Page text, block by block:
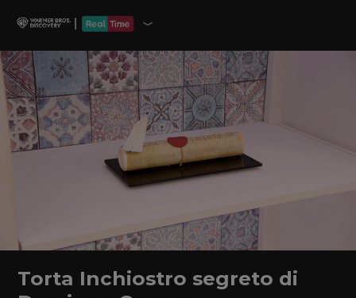
Torta Inchiostro segreto di